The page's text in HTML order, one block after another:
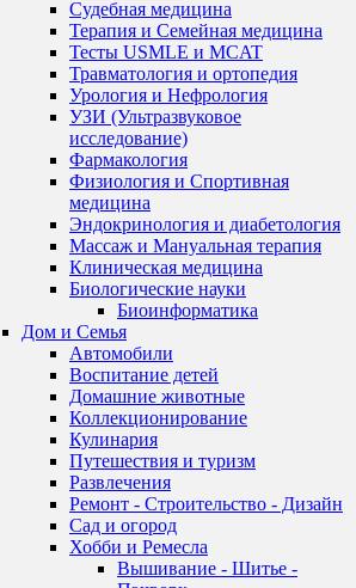
Судебная медицина
Терапия и Семейная медицина
Тесты USMLE и MCAT
Травматология и ортопедия
Урология и Нефрология
УЗИ (Ультразвуковое
исследование)
Фармакология
Физиология и Спортивная
медицина
Эндокринология и диабетология
Массаж и Мануальная терапия
Клиническая медицина
Биологические науки
Биоинформатика
Дом и Семья
Автомобили
Воспитание детей
Домашние животные
Коллекционирование
Кулинария
Путешествия и туризм
Развлечения
Ремонт - Строительство - Дизайн
Сад и огород
Хобби и Ремесла
Вышивание - Шитье -